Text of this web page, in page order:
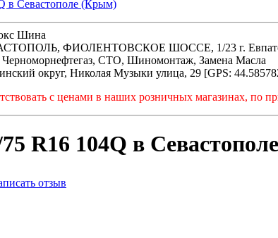
Шина
ФИОЛЕНТОВСКОЕ ШОССЕ, 1/23 г. Евпатория,
СТО, Шиномонтаж, Замена Масла
округ, Николая Музыки улица, 29 [GPS:
с ценами в наших розничных магазинах, по
R16 104Q в
отзыв